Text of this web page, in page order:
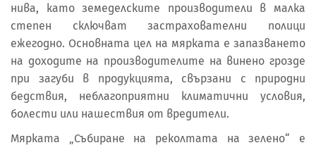
нива, като земеделските производители в малка
степен сключват застрахователни полици
ежегодно. Основната цел на мярката е запазването
на доходите на производителите на винено грозде
при загуби в продукцията, свързани с природни
бедствия, неблагоприятни климатични условия,
болести или нашествия от вредители.
Мярката „Събиране на реколтата на зелено“ е